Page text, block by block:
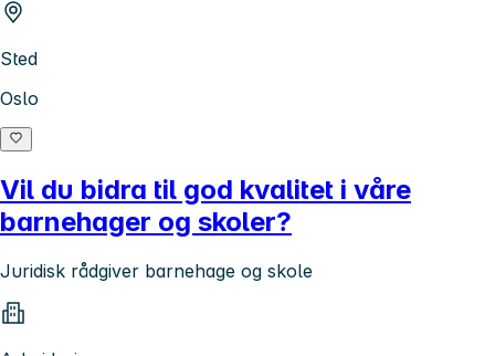
Sted
Oslo
Vil du bidra til god kvalitet i våre
barnehager og skoler?
Juridisk rådgiver barnehage og skole